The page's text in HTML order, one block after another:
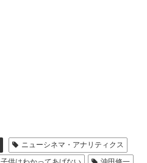
ニューシネマ・アナリティクス